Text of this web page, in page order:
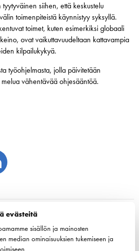
evästeitä
sisällön ja mainosten
median ominaisuuksien tukemiseen ja
siihen, että keskustelu
toimenpiteistä käynnistyy syksyllä.
toimet, kuten esimerkiksi globaali
ovat vaikuttavuudeltaan kattavampia
kilpailukykyä.
työohjelmasta, jolla päivitetään
vähentävää ohjesääntöä.